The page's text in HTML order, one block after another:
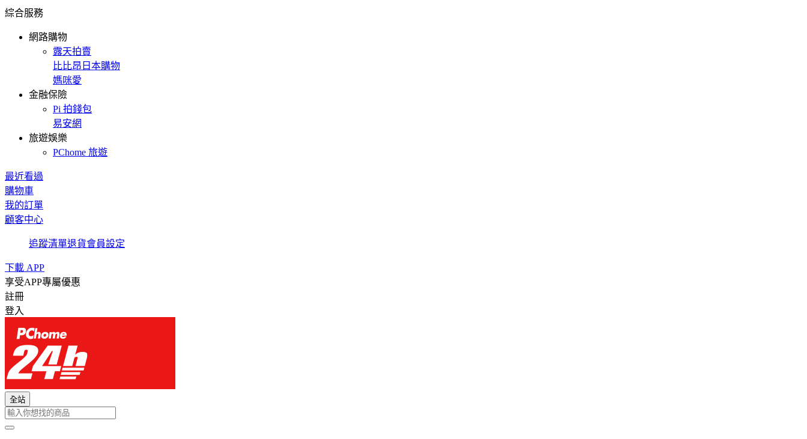
綜合服務
網路購物
露天拍賣
比比昂日本購物
媽咪愛
金融保險
Pi 拍錢包
易安網
旅遊娛樂
PChome 旅遊
最近看過
購物車
我的訂單
顧客中心
追蹤清單退貨會員設定
下載 APP
享受APP專屬優惠
註冊
登入
全站